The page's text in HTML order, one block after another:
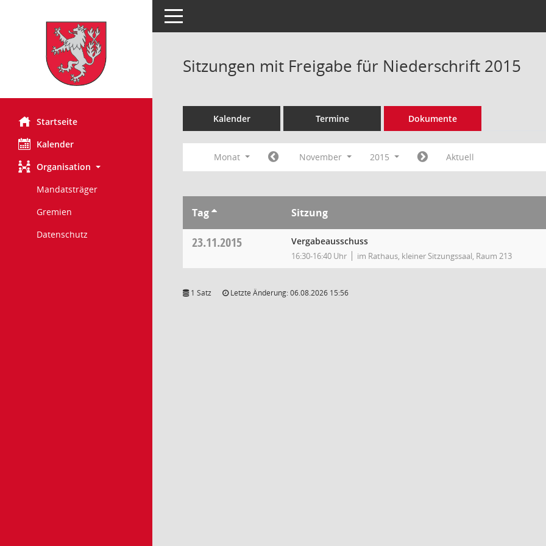
Startseite
Kalender
Organisation
Mandatsträger
Gremien
Datenschutz
Toggle navigation
Sitzungen mit Freigabe für Niederschrift 2015
Kalender Termine Dokumente
Monat November 2015 Aktuell
Tag Sitzung
23.11.2015 Vergabeausschuss
16:30-16:40 Uhr im Rathaus, kleiner Sitzungssaal, Raum 213
1 Satz Letzte Änderung: 06.08.2026 15:56